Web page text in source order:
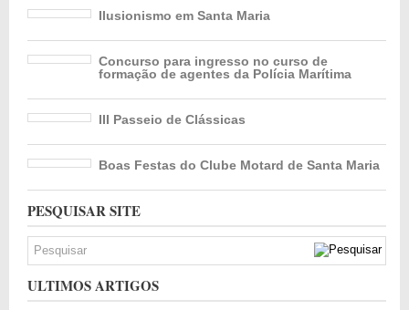
Ilusionismo em Santa Maria
Concurso para ingresso no curso de
formação de agentes da Polícia Marítima
III Passeio de Clássicas
Boas Festas do Clube Motard de Santa Maria
PESQUISAR SITE
ULTIMOS ARTIGOS